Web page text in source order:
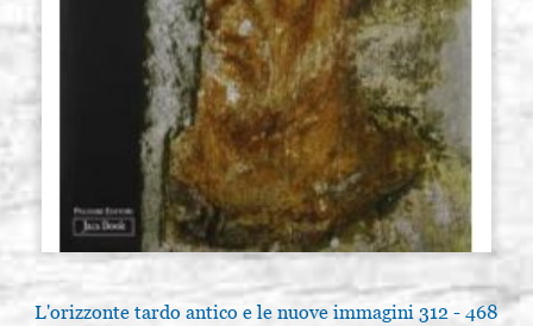
L'orizzonte tardo antico e le nuove immagini 312 - 468